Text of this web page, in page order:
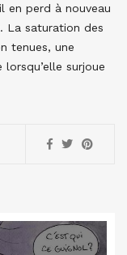
en perd à nouveau
La saturation des
tenues, une
surjoue